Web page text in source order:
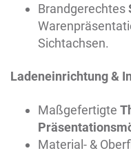
Brandgerechtes
Sichtachsen.
Ladeneinrichtung &
Maßgefertigte
Material- &